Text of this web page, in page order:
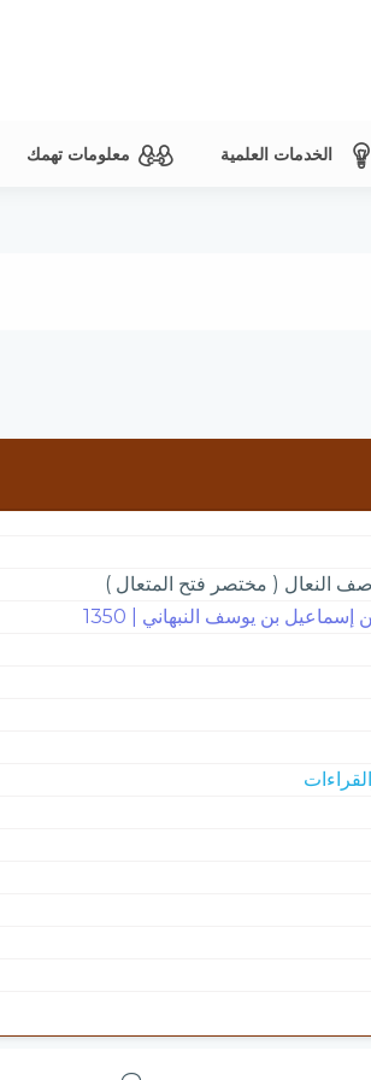
الخدمات العلمية معلومات تهمك
النعال ( مختصر فتح المتعال )
بن يوسف النبهاني | 1350